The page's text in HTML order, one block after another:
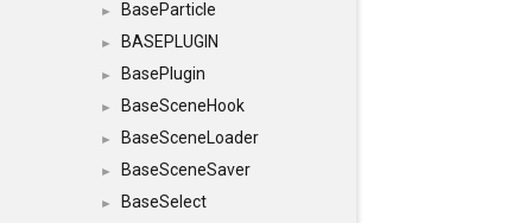
► BaseParticle
► BASEPLUGIN
► BasePlugin
► BaseSceneHook
► BaseSceneLoader
► BaseSceneSaver
► BaseSelect